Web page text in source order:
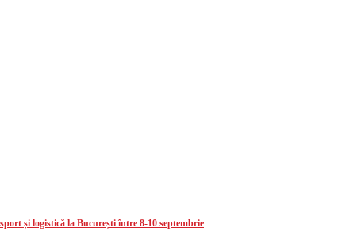
și logistică la București între 8-10 septembrie